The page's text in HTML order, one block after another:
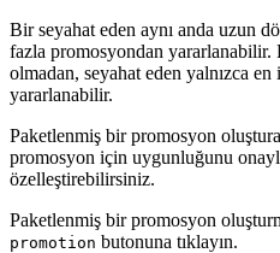
Bir seyahat eden aynı anda uzun
fazla promosyondan yararlanabilir.
olmadan, seyahat eden yalnızca
yararlanabilir.
Paketlenmiş bir promosyon
promosyon için uygunluğunu
özelleştirebilirsiniz.
Paketlenmiş bir promosyon
promotion butonuna tıklayın.